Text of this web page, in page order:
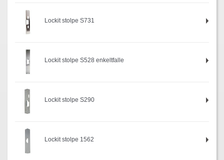
Lockit stolpe S731
Lockit stolpe S528 enkeltfalle
Lockit stolpe S290
Lockit stolpe 1562